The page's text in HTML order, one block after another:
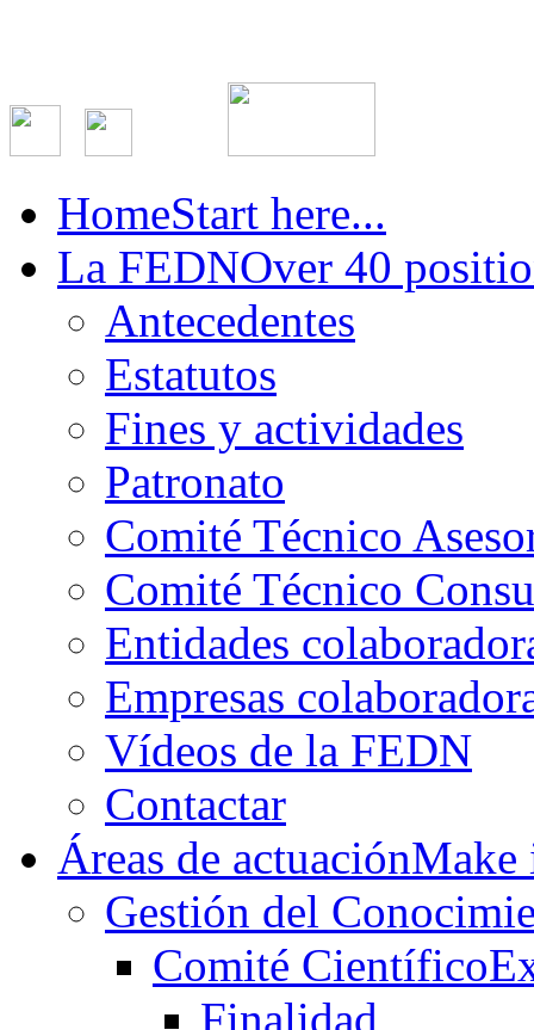
HomeStart here...
La FEDNOver 40
Antecedentes
Estatutos
Fines y actividades
Patronato
Comité Técnico
Comité Técnico
Entidades
Empresas
Vídeos de la FEDN
Contactar
Áreas de actuación
Gestión del
Comité Científico
Finalidad